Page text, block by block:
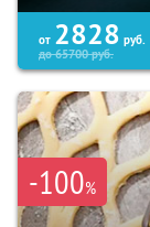
от 2828 руб.
до65700руб.
-100%